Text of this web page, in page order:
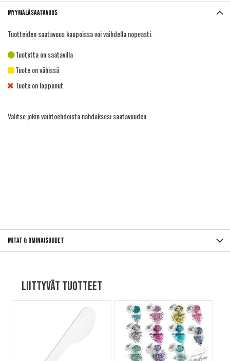
Myymäläsaatavuus
Tuotteiden saatavuus kaupoissa voi vaihdella nopeasti.
Tuotetta on saatavilla
Tuote on vähissä
Tuote on loppunut
Valitse jokin vaihtoehdoista nähdäksesi saatavuuden
Mitat & ominaisuudet
Liittyvät tuotteet